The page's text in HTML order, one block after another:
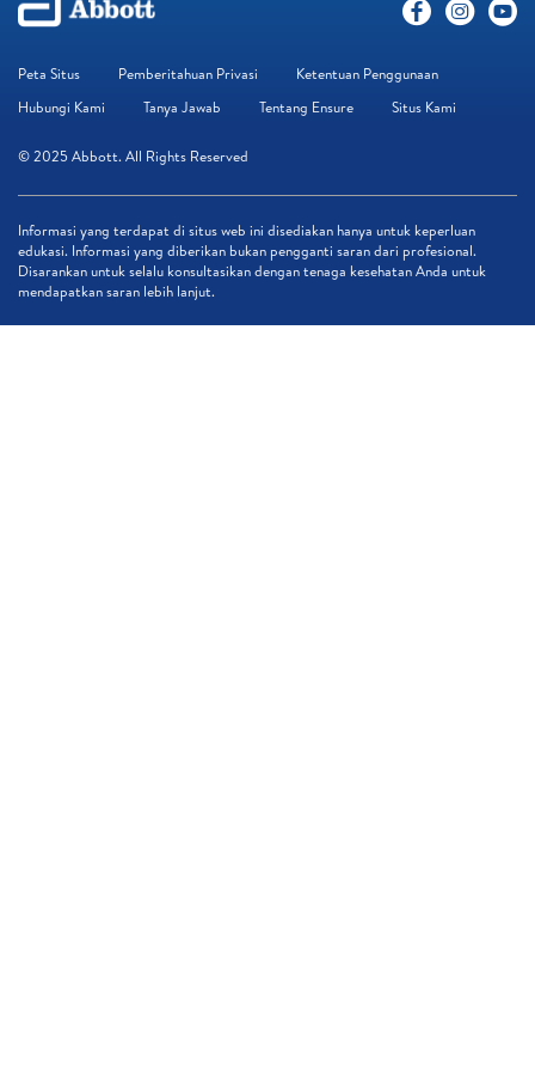
Peta Situs Pemberitahuan Privasi
Ketentuan Penggunaan
Hubungi Kami
Tanya Jawab Tentang Ensure Situs Kami
© 2025 Abbott. All Rights Reserved
Informasi yang terdapat di situs web ini disediakan hanya untuk keperluan
edukasi. Informasi yang diberikan bukan pengganti saran dari profesional.
Disarankan untuk selalu konsultasikan dengan tenaga kesehatan Anda untuk
mendapatkan saran lebih lanjut.